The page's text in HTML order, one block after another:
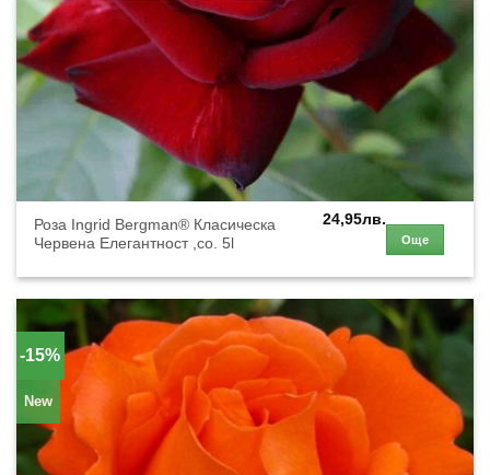
Роза Ingrid Bergman® Класическа
Червена Елегантност ,co. 5l
24,95лв.
Още
-15%
New